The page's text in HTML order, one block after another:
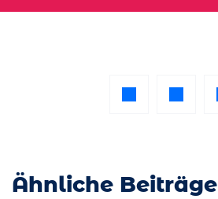
Ähnliche Beiträge